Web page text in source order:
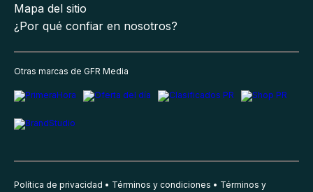
Mapa del sitio
¿Por qué confiar en nosotros?
Otras marcas de GFR Media
Política de privacidad Términos y condiciones Términos y